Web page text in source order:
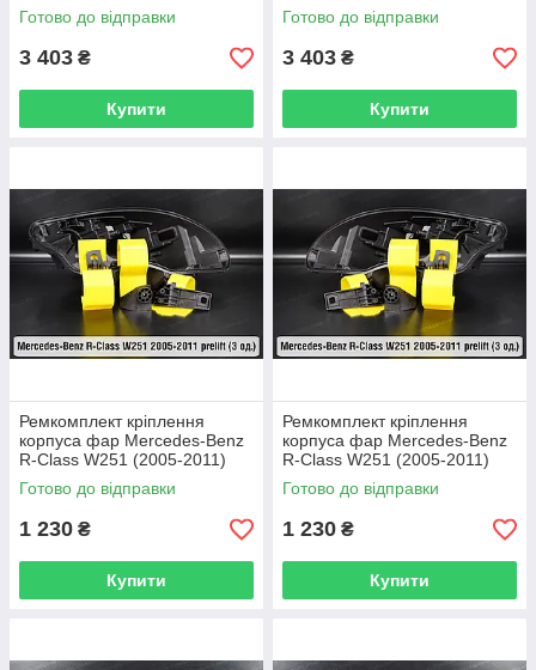
Готово до відправки
3 403 ₴
Купити
Готово до відправки
3 403 ₴
Купити
Ремкомплект кріплення
корпуса фар Mercedes-Benz
R-Class W251 (2005-2011)
дорест правий – 3 од.
Готово до відправки
1 230 ₴
Купити
Ремкомплект кріплення
корпуса фар Mercedes-Benz
R-Class W251 (2005-2011)
дорест лівий – 3 од.
Готово до відправки
1 230 ₴
Купити